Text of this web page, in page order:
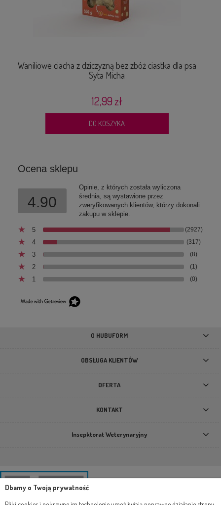
TRÓJKĄT DENTYSTYCZNY ZDROWY GRYZAK DLA PSA WOŁOWINA
I JAGNIĘCINA 2SZT SYTA MICHA
15,90 zł
Waniliowe ciacha z dziczyzną bez zbóż ciastka dla psa
Syta Micha
12,99 zł
DO KOSZYKA
Ocena sklepu
4.90
Opinie, z których została wyliczona
średnia, są wystawione przez
zweryfikowanych klientów, którzy dokonali
zakupu w sklepie.
5 (2927)
4 (317)
3 (8)
2 (1)
1 (0)
O HUBUFORM
OBSŁUGA KLIENTÓW
OFERTA
KONTAKT
Insepktorat Weterynaryjny
Dbamy o Twoją prywatność